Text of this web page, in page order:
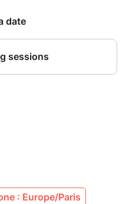
: Europe/Paris